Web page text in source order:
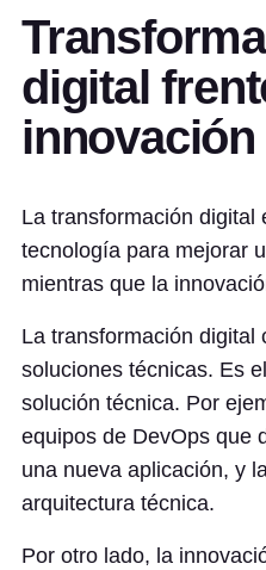
digital
innovación
La transformación digital
tecnología para mejorar
mientras que la
La transformación digital
soluciones técnicas. Es
solución técnica. Por
equipos de DevOps que
una nueva aplicación, y
arquitectura técnica.
Por otro lado, la